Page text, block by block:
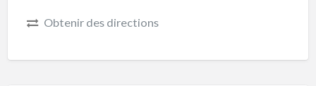
Obtenir des directions